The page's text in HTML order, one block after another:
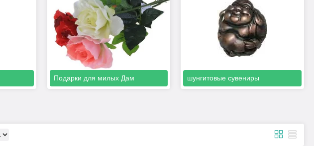
Подарки для милых Дам шунгитовые сувениры